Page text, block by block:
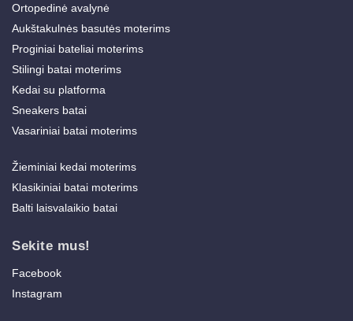
Ortopedinė avalynė
Aukštakulnės basutės moterims
Proginiai bateliai moterims
Stilingi batai moterims
Kedai su platforma
Sneakers batai
Vasariniai batai moterims
Žieminiai kedai moterims
Klasikiniai batai moterims
Balti laisvalaikio batai
Sekite mus!
Facebook
Instagram